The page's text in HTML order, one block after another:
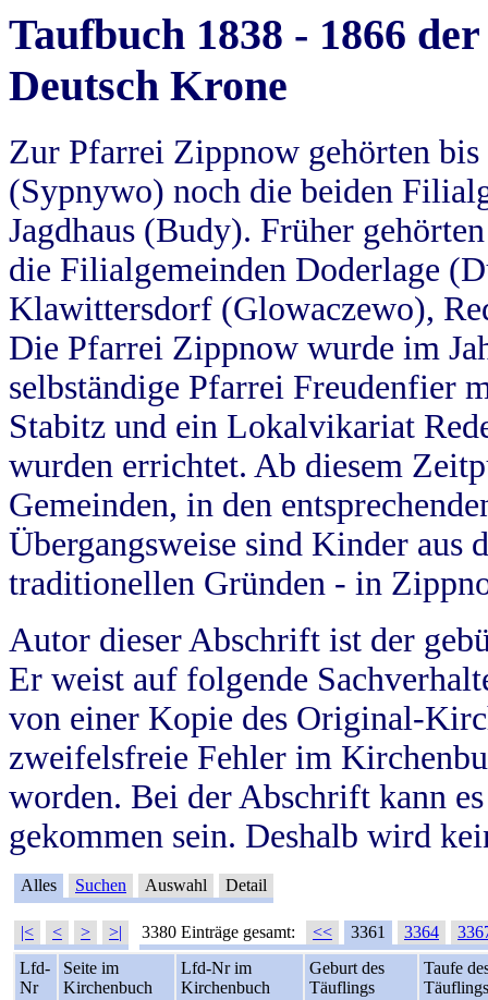
Taufbuch 1838 - 1866
Deutsch Krone
Zur Pfarrei Zippnow gehörten
(Sypnywo) noch die beiden
Jagdhaus (Budy). Früher
die Filialgemeinden Doderlage
Klawittersdorf (Glowaczewo),
Die Pfarrei Zippnow wurde im
selbständige Pfarrei Freudenfier
Stabitz und ein Lokalvikariat
wurden errichtet. Ab diesem
Gemeinden, in den
Übergangsweise sind Kinder aus
traditionellen Gründen - in
Autor dieser Abschrift ist der
Er weist auf folgende
von einer Kopie des Original-
zweifelsfreie Fehler im
worden. Bei der Abschrift kann
gekommen sein. Deshalb wird
Alles Suchen Auswahl Detail
|< < > >| 3380 Einträge gesamt: << 3361 3364
Lfd-
Nr
Seite im
Kirchenbuch
Lfd-Nr im
Kirchenbuch
Geburt des
Täuflings
Taufe
Täuflings